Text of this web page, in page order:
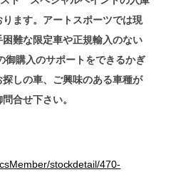
ます。アートスポーツでは現
難な限定車や正規輸入のない
御購入のサポートをできるかぎ
しの車、ご興味のある車種が
合せ下さい。
stockdetail/470-